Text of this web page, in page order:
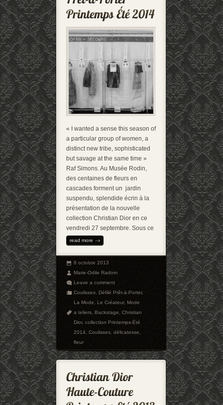
« I wanted a sense this season of
a particular group of women, a
distinct new tribe, sophisticated
but savage at the same time »
Raf Simons. Au Musée Rodin,
des centaines de fleurs en
cascades forment un jardin
suspendu, splendide écrin à la
présentation de la nouvelle
collection Christian Dior en ce
vendredi 27 septembre. Sous ce
read more
8 octobre 2013
Marie-Odile Radom
Leave a comment
Coulisses,Défilé Prêt-à-Porter,
La Mode,Le Créateur,Mode
a teliers,Backstage,Christian
Dior,collection Printemps-Été
2014,Coulisses,délicatesse,
fleur